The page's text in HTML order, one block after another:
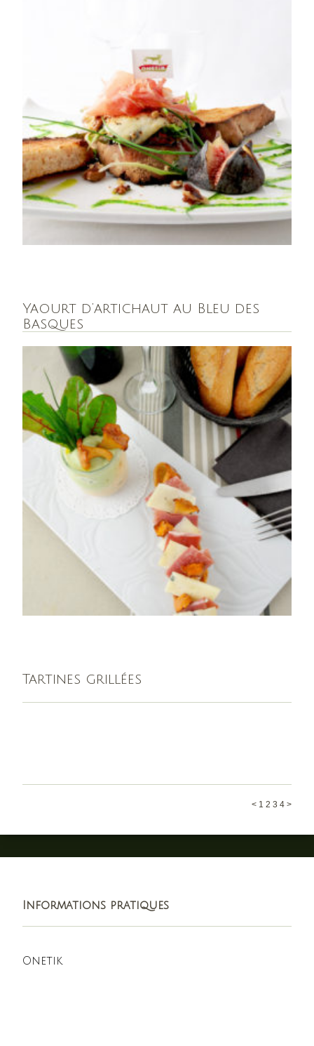
Yaourt d’artichaut au Bleu des
Basques
Tartines grillées
< 1 2 3 4 >
Informations pratiques
Onetik